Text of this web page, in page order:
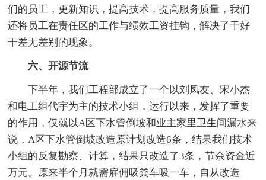
们的员工，更新知识，提高技术，提高服务质量，我们
还将员工在责任区的工作与绩效工资挂钩，解决了干好
干差无差别的现象。
六、开源节流
下半年，我们工程部成立了一个以刘凤友、宋小杰
和电工组代宇为主的技术小组，运行以来，发挥了重要
的作用，仅就以A区下水管倒坡和业主家里卫生间漏水来
说，A区下水管倒坡改造原计划改造6条，结果我们技术
小组的反复勘察、计算，结果只改造了3条，节余资金近
万元。原来半个月就需雇佣吸粪车吸一车，自从改造